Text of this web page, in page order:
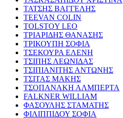
ΤΑΤΣΗΣ ΒΑΓΓΕΛΗΣ
TEEVAN COLIN
TOLSTOY LEO
ΤΡΙΑΡΙΔΗΣ ΘΑΝΑΣΗΣ
ΤΡΙΚΟΥΠΗ ΣΟΦΙΑ
ΤΣΕΚΟΥΡΑ ΕΛΕΝΗ
ΤΣΙΠΗΣ ΛΕΩΝΙΔΑΣ
ΤΣΙΠΙΑΝΙΤΗΣ ΑΝΤΩΝΗΣ
ΤΣΙΤΑΣ ΜΑΚΗΣ
ΤΣΟΠΑΝΑΚΗ ΑΛΜΠΕΡΤΑ
FALKNER WILLIAM
ΦΑΣΟΥΛΗΣ ΣΤΑΜΑΤΗΣ
ΦΙΛΙΠΠΙΔΟΥ ΣΟΦΙΑ